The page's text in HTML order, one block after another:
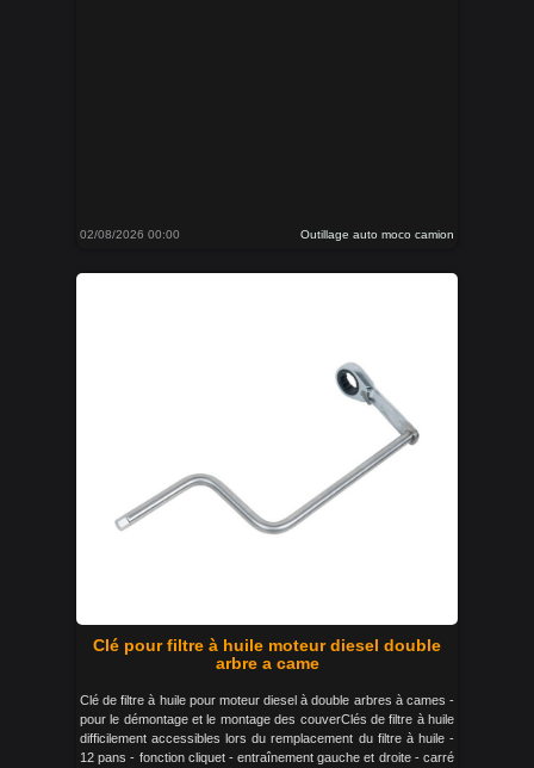
02/08/2026 00:00 Outillage auto moco camion
Clé pour filtre à huile moteur diesel double
arbre a came
Clé de filtre à huile pour moteur diesel à double arbres à cames -
pour le démontage et le montage des couverClés de filtre à huile
difficilement accessibles lors du remplacement du filtre à huile -
12 pans - fonction cliquet - entraînement gauche et droite - carré